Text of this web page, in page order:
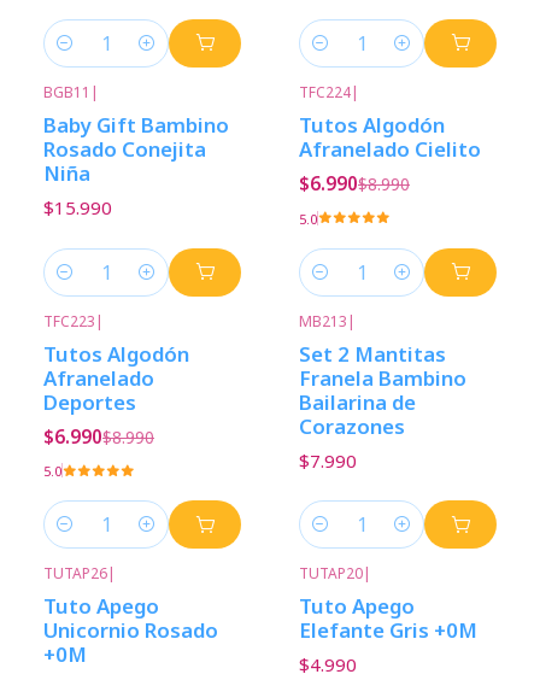
Cantidad Cantidad
BGB11 |
Baby Gift Bambino
Rosado Conejita
Niña
$15.990
Cantidad
TFC224|
Tutos Algodón
Afranelado Cielito
$6.990$8.990
5.0
Cantidad
TFC223 |
Tutos Algodón
Afranelado
Deportes
$6.990$8.990
5.0
Cantidad
MB213 |
Set 2 Mantitas
Franela Bambino
Bailarina de
Corazones
$7.990
Cantidad
TUTAP26|
Tuto Apego
Unicornio Rosado
+0M
TUTAP20|
Tuto Apego
Elefante Gris +0M
$4.990